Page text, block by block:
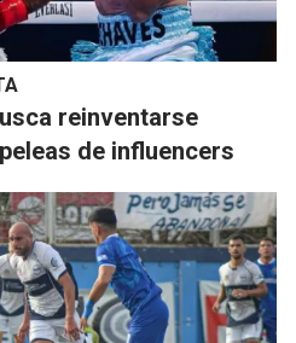
reinventarse
de influencers